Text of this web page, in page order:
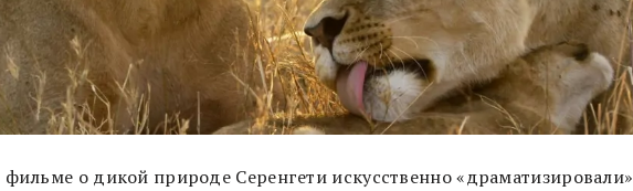
фильме о дикой природе Серенгети искусственно «драматизировали»